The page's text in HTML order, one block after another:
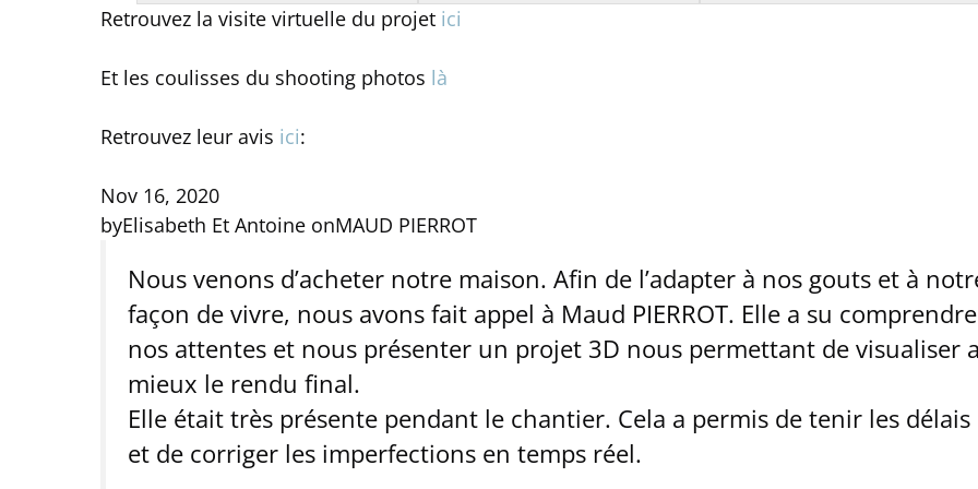
Retrouvez la visite virtuelle du projet ici
Et les coulisses du shooting photos là
Retrouvez leur avis ici:
Nov 16, 2020
byElisabeth Et Antoine onMAUD PIERROT
Nous venons d’acheter notre maison. Afin de l’adapter à nos gouts et à
façon de vivre, nous avons fait appel à Maud PIERROT. Elle a su comprendre
nos attentes et nous présenter un projet 3D nous permettant de visualiser
mieux le rendu final.
Elle était très présente pendant le chantier. Cela a permis de tenir les délais
et de corriger les imperfections en temps réel.